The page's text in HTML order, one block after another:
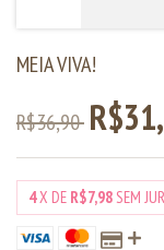
MEIA VIVA!
R$36,90
4X DE R$7,98SEM